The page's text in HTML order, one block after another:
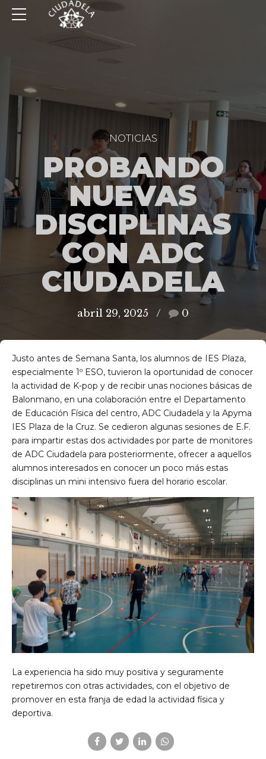
NOTICIAS
PROBANDO
NUEVAS
DISCIPLINAS
CON ADC
CIUDADELA
abril 29, 2025 0
Justo antes de Semana Santa, los alumnos de IES Plaza,
especialmente 1º ESO, tuvieron la oportunidad de conocer
la actividad de K-pop y de recibir unas nociones básicas de
Balonmano, en una colaboración entre el Departamento
de Educación Física del centro, ADC Ciudadela y la Apyma
IES Plaza de la Cruz. Se cedieron algunas sesiones de E.F.
para impartir estas dos actividades por parte de monitores
de ADC Ciudadela para posteriormente, ofrecer a aquellos
alumnos interesados en conocer un poco más estas
disciplinas un mini intensivo fuera del horario escolar.
La experiencia ha sido muy positiva y seguramente
repetiremos con otras actividades, con el objetivo de
promover en esta franja de edad la actividad física y
deportiva.